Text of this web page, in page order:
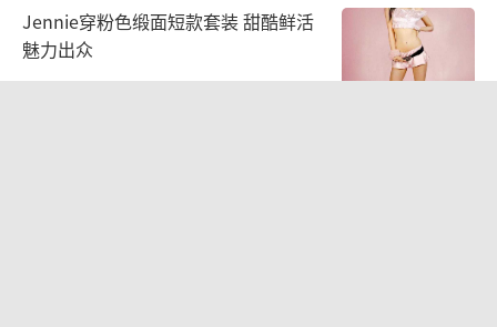
Jennie穿粉色缎面短款套装 甜酷鲜活
魅力出众
2026-08-06 10:39:41